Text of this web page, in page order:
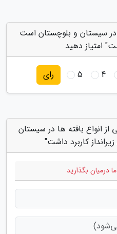
در سیستان و بلوچستان است
امتیاز دهید
4
5 رای
انواع بافته ها در سیستان
کاربرد داشت"
درمیان بگذارید